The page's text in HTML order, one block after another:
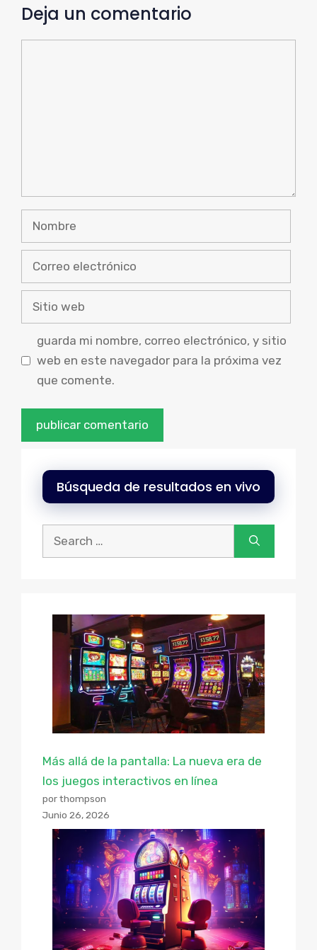
Deja un comentario
Nombre
Correo
electrónico
Sitio
web
guarda mi nombre, correo electrónico, y sitio
web en este navegador para la próxima vez
que comente.
Búsqueda de resultados en vivo
Buscar:
Más allá de la pantalla: La nueva era de
los juegos interactivos en línea
por thompson
Junio 26, 2026